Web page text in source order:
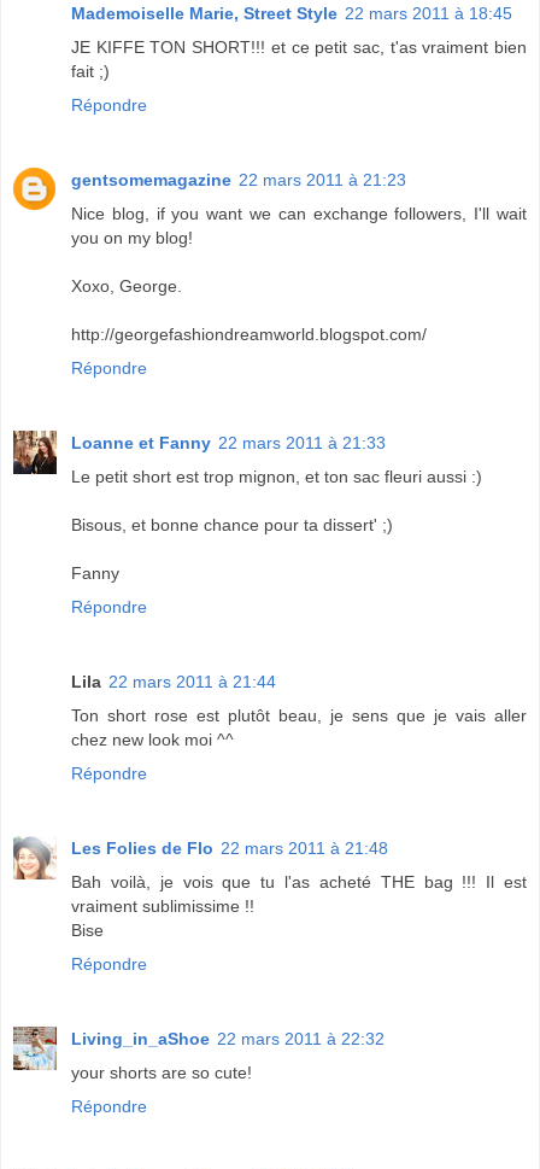
Mademoiselle Marie, Street Style 22 mars 2011 à 18:45
JE KIFFE TON SHORT!!! et ce petit sac, t'as vraiment bien
fait ;)
Répondre
gentsomemagazine 22 mars 2011 à 21:23
Nice blog, if you want we can exchange followers, I'll wait
you on my blog!
Xoxo, George.
http://georgefashiondreamworld.blogspot.com/
Répondre
Loanne et Fanny 22 mars 2011 à 21:33
Le petit short est trop mignon, et ton sac fleuri aussi :)
Bisous, et bonne chance pour ta dissert' ;)
Fanny
Répondre
Lila 22 mars 2011 à 21:44
Ton short rose est plutôt beau, je sens que je vais aller
chez new look moi ^^
Répondre
Les Folies de Flo 22 mars 2011 à 21:48
Bah voilà, je vois que tu l'as acheté THE bag !!! Il est
vraiment sublimissime !!
Bise
Répondre
Living_in_aShoe 22 mars 2011 à 22:32
your shorts are so cute!
Répondre